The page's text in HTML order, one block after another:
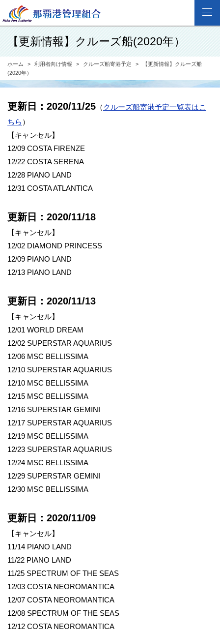
【更新情報】クルーズ船(2020年）
ホーム 利用者向け情報 クルーズ船寄港予定
【更新情報】クルーズ船
(2020年）
更新日：2020/11/25 （クルーズ船寄港予定一覧表はこ
ちら ）
【キャンセル】
12/09 COSTA FIRENZE
12/22 COSTA SERENA
12/28 PIANO LAND
12/31 COSTA ATLANTICA
更新日：2020/11/18
【キャンセル】
12/02 DIAMOND PRINCESS
12/09 PIANO LAND
12/13 PIANO LAND
更新日：2020/11/13
【キャンセル】
12/01 WORLD DREAM
12/02 SUPERSTAR AQUARIUS
12/06 MSC BELLISSIMA
12/10 SUPERSTAR AQUARIUS
12/10 MSC BELLISSIMA
12/15 MSC BELLISSIMA
12/16 SUPERSTAR GEMINI
12/17 SUPERSTAR AQUARIUS
12/19 MSC BELLISSIMA
12/23 SUPERSTAR AQUARIUS
12/24 MSC BELLISSIMA
12/29 SUPERSTAR GEMINI
12/30 MSC BELLISSIMA
更新日：2020/11/09
【キャンセル】
11/14 PIANO LAND
11/22 PIANO LAND
11/25 SPECTRUM OF THE SEAS
12/03 COSTA NEOROMANTICA
12/07 COSTA NEOROMANTICA
12/08 SPECTRUM OF THE SEAS
12/12 COSTA NEOROMANTICA